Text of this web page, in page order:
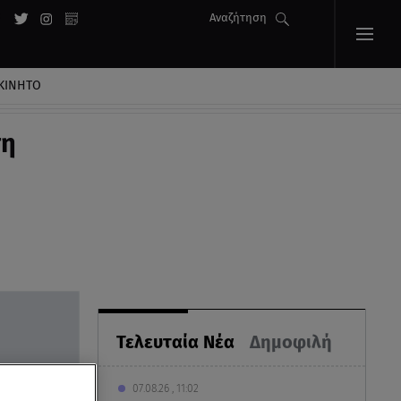
Αναζήτηση
Τελευταία Νέα Δημοφιλή
07.08.26 , 11:02